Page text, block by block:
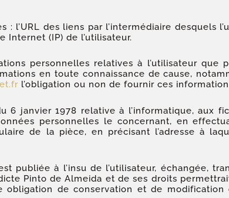
: l’URL des liens par l’intermédiaire desquels
Internet (IP) de l’utilisateur.
personnelles relatives à l’utilisateur que
en toute connaissance de cause,
l’obligation ou non de fournir ces
janvier 1978 relative à l’informatique, aux
personnelles le concernant, en
de la pièce, en précisant l’adresse à
publiée à l’insu de l’utilisateur, échangée,
Pinto de Almeida et de ses droits
de conservation et de